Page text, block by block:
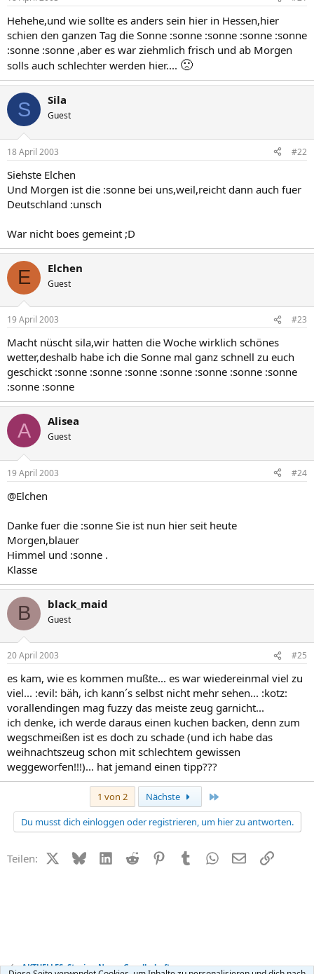
Hehehe,und wie sollte es anders sein hier in Hessen,hier
schien den ganzen Tag die Sonne :sonne :sonne :sonne :sonne
:sonne :sonne ,aber es war ziehmlich frisch und ab Morgen
solls auch schlechter werden hier.... 🙁
S Sila
Guest
18 April 2003 #22
Siehste Elchen
Und Morgen ist die :sonne bei uns,weil,reicht dann auch fuer
Deutschland :unsch
War nicht boes gemeint ;D
E Elchen
Guest
19 April 2003 #23
Macht nüscht sila,wir hatten die Woche wirklich schönes
wetter,deshalb habe ich die Sonne mal ganz schnell zu euch
geschickt :sonne :sonne :sonne :sonne :sonne :sonne :sonne
:sonne :sonne
A Alisea
Guest
19 April 2003 #24
@Elchen
Danke fuer die :sonne Sie ist nun hier seit heute
Morgen,blauer
Himmel und :sonne .
Klasse
B black_maid
Guest
20 April 2003 #25
es kam, wie es kommen mußte... es war wiedereinmal viel zu
viel... :evil: bäh, ich kann´s selbst nicht mehr sehen... :kotz:
vorallendingen mag fuzzy das meiste zeug garnicht...
ich denke, ich werde daraus einen kuchen backen, denn zum
wegschmeißen ist es doch zu schade (und ich habe das
weihnachtszeug schon mit schlechtem gewissen
weggeworfen!!!)... hat jemand einen tipp???
1 von 2 Nächste
Du musst dich einloggen oder registrieren, um hier zu antworten.
Teilen: X (Twitter)
BlueskyLinkedIn
Reddit PinterestTumblr WhatsApp
E-MailLink
AKTUELLES: Stories, News, Gesellschaft